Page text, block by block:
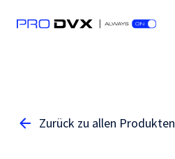
Zurück zu allen Produkten